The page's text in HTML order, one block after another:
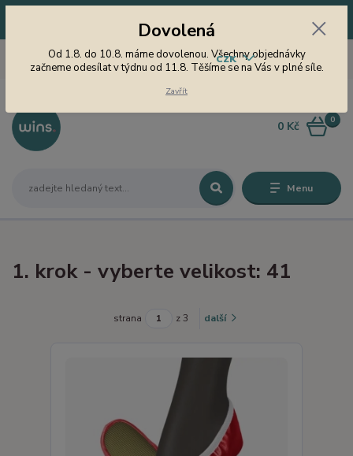
začneme odesílat v týdnu od 11.8. Těšíme se na Vás v plné síle.
Menu
CZK
605 747 185
Jsme tu pro Vás od 9 do 15
hodin
0
0 Kč
1. krok - vyberte velikost: 41
strana z 3 další
Dovolená
Od 1.8. do 10.8. máme dovolenou. Všechny objednávky
začneme odesílat v týdnu od 11.8. Těšíme se na Vás v plné síle.
Zavřít